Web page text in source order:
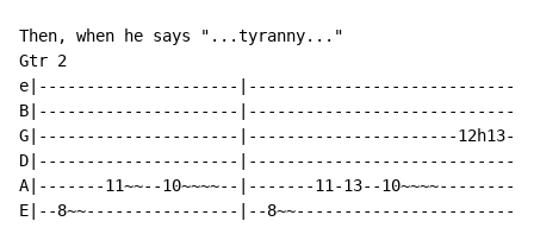
Then, when he says "...tyranny..."
Gtr 2
e|---------------------
B|---------------------
G|---------------------|----------------------12h13-
D|---------------------
A|-------11~~--10~~~~--|-------11-13--
E|--8~~----------------|--